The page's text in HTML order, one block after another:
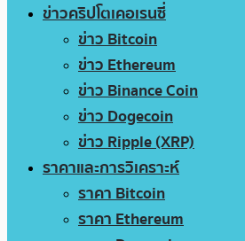
ข่าวคริปโตเคอเรนซี่
ข่าว Bitcoin
ข่าว Ethereum
ข่าว Binance Coin
ข่าว Dogecoin
ข่าว Ripple (XRP)
ราคาและการวิเคราะห์
ราคา Bitcoin
ราคา Ethereum